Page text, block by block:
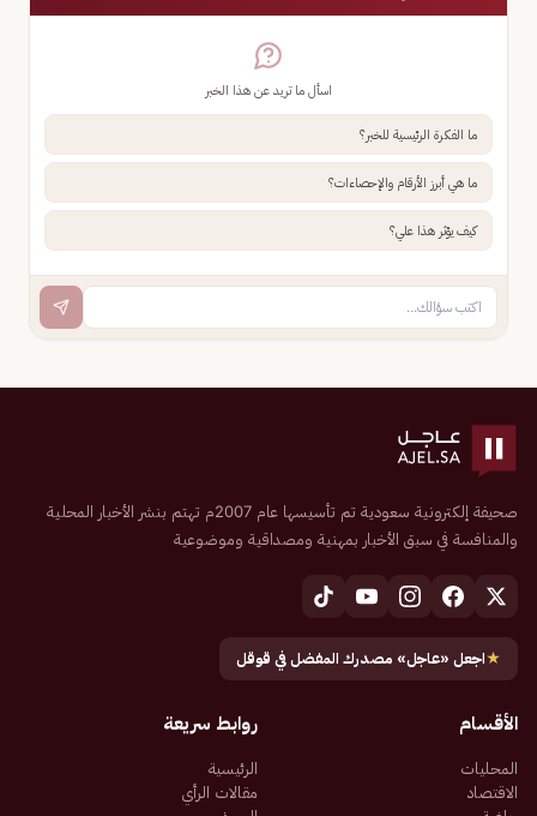
اسأل ما تريد عن هذا الخبر
ما الفكرة الرئيسية للخبر؟
ما هي أبرز الأرقام والإحصاءات؟
كيف يؤثر هذا علي؟
صحيفة إلكترونية سعودية تم تأسيسها عام 2007م تهتم بنشر الأخبار المحلية
والمنافسة في سبق الأخبار بمهنية ومصداقية وموضوعية
★اجعل «عاجل» مصدرك المفضل في قوقل
الأقسام
المحليات
الاقتصاد
روابط سريعة
الرئيسية
مقالات الرأي